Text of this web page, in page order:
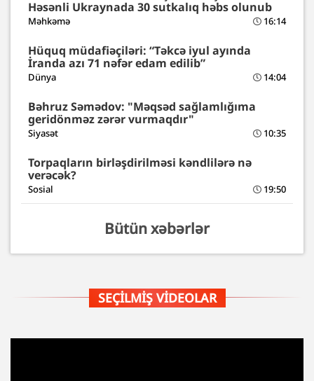
Həsənli Ukraynada 30 sutkalıq həbs olunub
Məhkəmə 16:14
Hüquq müdafiəçiləri: “Təkcə iyul ayında
İranda azı 71 nəfər edam edilib”
Dünya 14:04
Bəhruz Səmədov: "Məqsəd sağlamlığıma
geridönməz zərər vurmaqdır"
Siyasət 10:35
Torpaqların birləşdirilməsi kəndlilərə nə
verəcək?
Sosial 19:50
Bütün xəbərlər
SEÇILMIŞ VIDEOLAR